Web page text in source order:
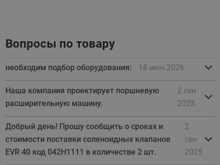
Вопросы по товару
необходим подбор оборудования: 18 июн 2026
Наша компания проектирует поршневую
расширительную машину.
2 сен
2025
Добрый день! Прошу сообщить о сроках и
стоимости поставки соленоидных клапанов
EVR 40 код 042Н1111 в количестве 2 шт.
2
сен
2025